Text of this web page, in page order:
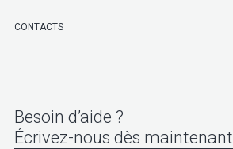
CONTACTS
Besoin d’aide ?
Écrivez-nous dès maintenant